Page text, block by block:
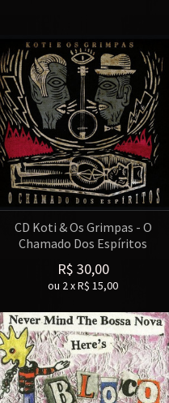
CD Koti & Os Grimpas - O
Chamado Dos Espíritos
R$ 30,00
ou 2xR$ 15,00